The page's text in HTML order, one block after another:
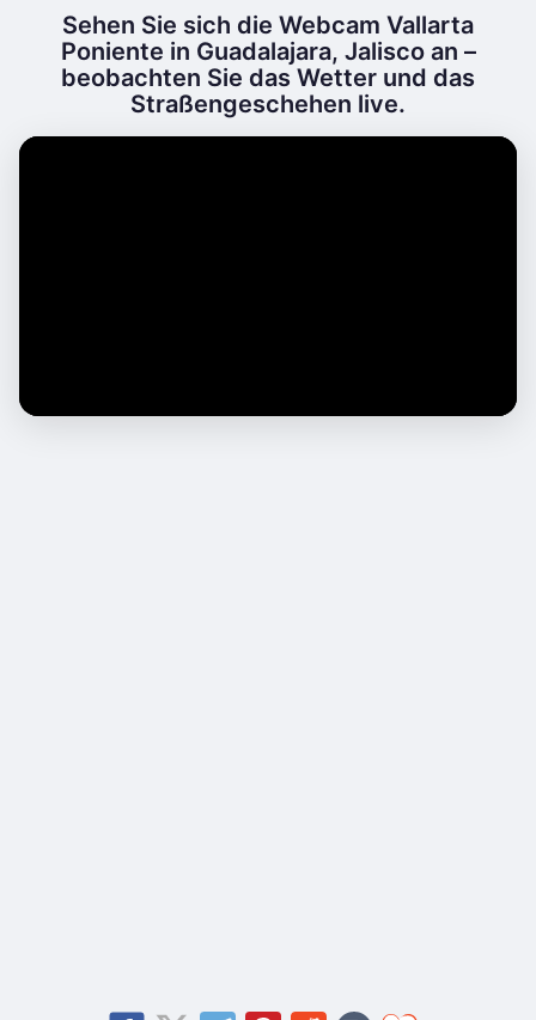
Sehen Sie sich die Webcam Vallarta
Poniente in Guadalajara, Jalisco an –
beobachten Sie das Wetter und das
Straßengeschehen live.